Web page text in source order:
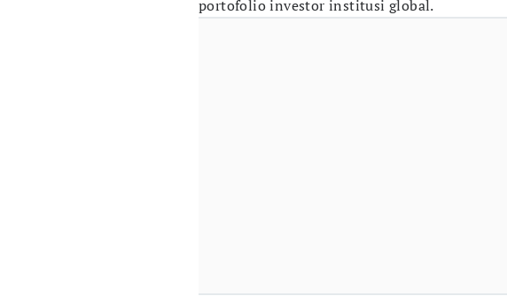
portofolio investor institusi global.